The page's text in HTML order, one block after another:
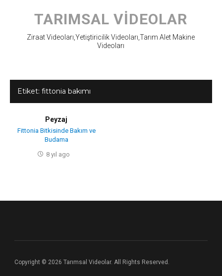
content
TARIMSAL VIDEOLAR
Ziraat Videoları,Yetiştiricilik Videoları,Tarım Alet Makine
Videoları
Etiket: fittonia bakımı
Peyzaj
Fittonia Bitkisinde Bakım ve
Budama
8 yıl ago
Copyright © 2026 Tarımsal Videolar. All Rights Reserved.